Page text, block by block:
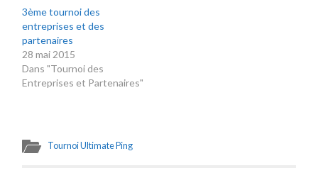
3ème tournoi des
entreprises et des
partenaires
28 mai 2015
Dans "Tournoi des
Entreprises et Partenaires"
Tournoi Ultimate Ping